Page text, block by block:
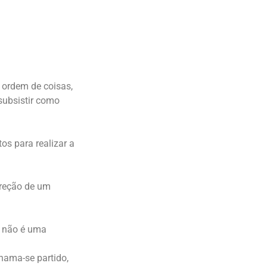
de coisas,
como
para realizar a
de um
é uma
se partido,